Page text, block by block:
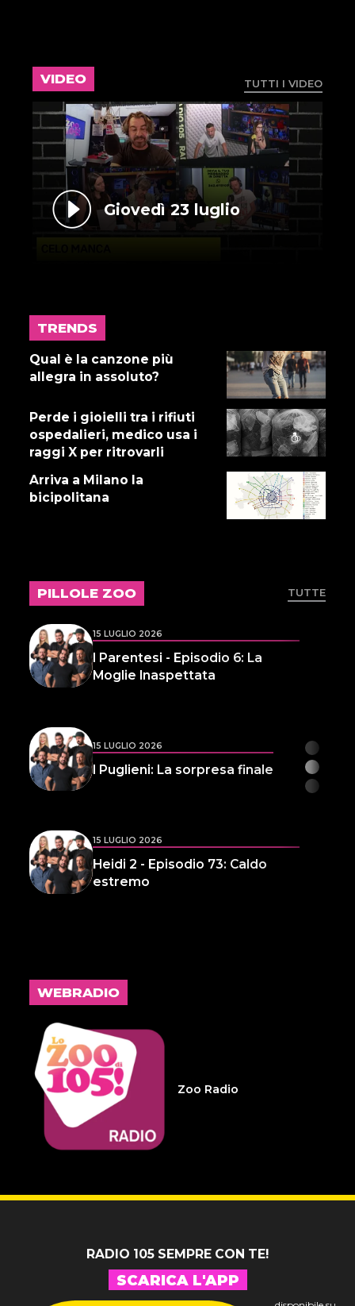
VIDEO TUTTI I VIDEO
Giovedì 23 luglio
TRENDS
Qual è la canzone più
allegra in assoluto?
Perde i gioielli tra i rifiuti
ospedalieri, medico usa i
raggi X per ritrovarli
Arriva a Milano la
bicipolitana
PILLOLE ZOO TUTTE
17 LUGLIO 2026
Gnano 5 - Episodio 14
16 LUGLIO 2026
Dove abita Ennio 103: Revisione
15 LUGLIO 2026
I Parentesi - Episodio 6: La
Moglie Inaspettata
15 LUGLIO 2026
I Puglieni: La sorpresa finale
15 LUGLIO 2026
Heidi 2 - Episodio 73: Caldo
estremo
frammenti d'anima 32
14 LUGLIO 2026
Infameria Telefonica -
Sospensione patente
WEBRADIO
Zoo Radio
RADIO 105 SEMPRE CON TE!
SCARICA L'APP